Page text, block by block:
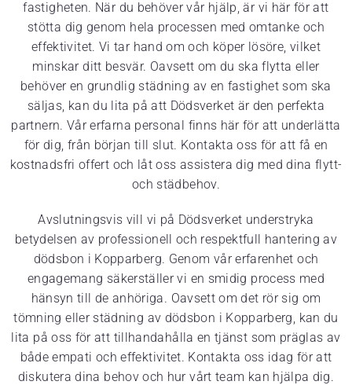
fastigheten. När du behöver vår hjälp, är vi här för att
stötta dig genom hela processen med omtanke och
effektivitet. Vi tar hand om och köper lösöre, vilket
minskar ditt besvär. Oavsett om du ska flytta eller
behöver en grundlig städning av en fastighet som ska
säljas, kan du lita på att Dödsverket är den perfekta
partnern. Vår erfarna personal finns här för att underlätta
för dig, från början till slut. Kontakta oss för att få en
kostnadsfri offert och låt oss assistera dig med dina flytt-
och städbehov.
Avslutningsvis vill vi på Dödsverket understryka
betydelsen av professionell och respektfull hantering av
dödsbon i Kopparberg. Genom vår erfarenhet och
engagemang säkerställer vi en smidig process med
hänsyn till de anhöriga. Oavsett om det rör sig om
tömning eller städning av dödsbon i Kopparberg, kan du
lita på oss för att tillhandahålla en tjänst som präglas av
både empati och effektivitet. Kontakta oss idag för att
diskutera dina behov och hur vårt team kan hjälpa dig.